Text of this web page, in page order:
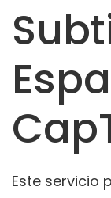
Este servicio